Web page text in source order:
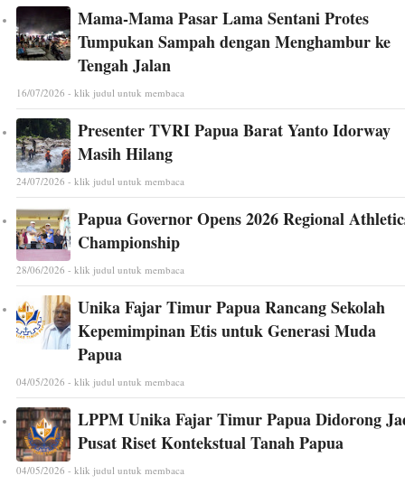
Mama-Mama Pasar Lama Sentani Protes
Tumpukan Sampah dengan Menghambur ke
Tengah Jalan
16/07/2026 - klik judul untuk membaca
Presenter TVRI Papua Barat Yanto Idorway
Masih Hilang
24/07/2026 - klik judul untuk membaca
Papua Governor Opens 2026 Regional
Championship
28/06/2026 - klik judul untuk membaca
Unika Fajar Timur Papua Rancang Sekolah
Kepemimpinan Etis untuk Generasi Muda
Papua
04/05/2026 - klik judul untuk membaca
LPPM Unika Fajar Timur Papua Didorong
Pusat Riset Kontekstual Tanah Papua
04/05/2026 - klik judul untuk membaca